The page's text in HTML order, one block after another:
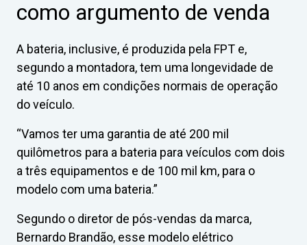
como argumento de venda
A bateria, inclusive, é produzida pela FPT e,
segundo a montadora, tem uma longevidade de
até 10 anos em condições normais de operação
do veículo.
“Vamos ter uma garantia de até 200 mil
quilômetros para a bateria para veículos com dois
a três equipamentos e de 100 mil km, para o
modelo com uma bateria.”
Segundo o diretor de pós-vendas da marca,
Bernardo Brandão, esse modelo elétrico